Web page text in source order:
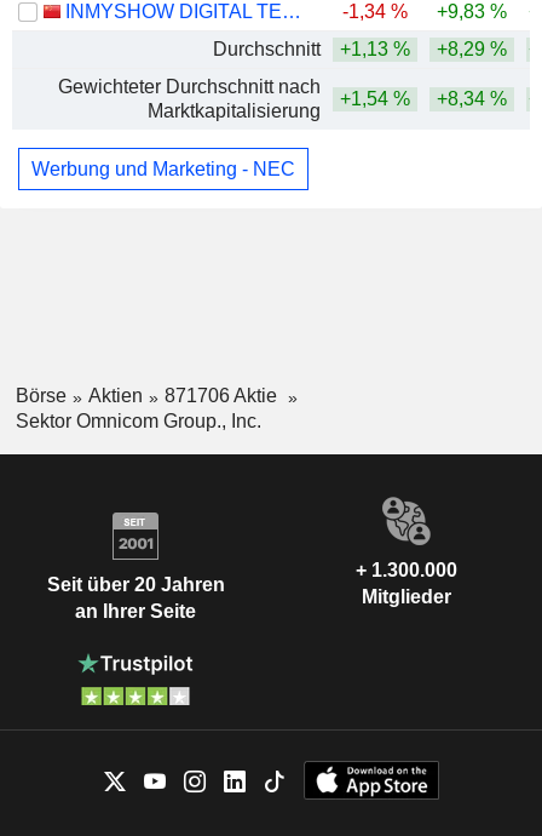
INMYSHOW DIGITAL TECHNOLOGY(GROUP)CO.,LTD.
-1,34 % +9,83 %
Durchschnitt
+1,13 % +8,29 %
Gewichteter Durchschnitt nach
Marktkapitalisierung
+1,54 % +8,34 %
Werbung und Marketing - NEC
Börse Aktien
871706 Aktie
Sektor Omnicom Group., Inc.
Seit über 20 Jahren
an Ihrer Seite
+ 1.300.000
Mitglieder